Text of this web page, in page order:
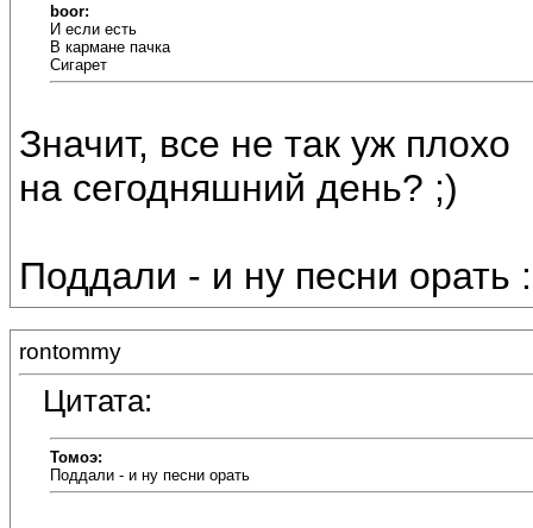
boor:
И если есть
В кармане пачка
Сигарет
Значит, все не так уж плохо
на сегодняшний день? ;)
Поддали - и ну песни орать
rontommy
Цитата:
Томоэ:
Поддали - и ну песни орать